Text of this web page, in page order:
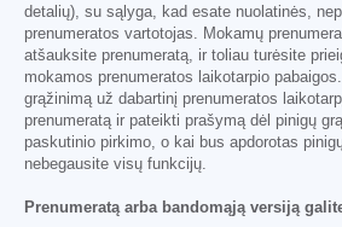
detalių), su sąlyga, kad esate nuolatinės,
prenumeratos vartotojas. Mokamų
atšauksite prenumeratą, ir toliau turėsite
mokamos prenumeratos laikotarpio
grąžinimą už dabartinį prenumeratos
prenumeratą ir pateikti prašymą dėl pinigų
paskutinio pirkimo, o kai bus apdorotas
nebegausite visų funkcijų.
Prenumeratą arba bandomąją versiją